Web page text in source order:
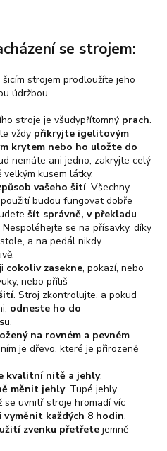
se strojem:
strojem prodloužíte jeho
údržbou.
stroje je všudypřítomný prach.
vždy přikryjte igelitovým
krytem nebo ho uložte do
nemáte ani jedno, zakryjte celý
kusem látky.
vašeho šití. Všechny
budou fungovat dobře
šít správně, v překladu
Nespoléhejte se na přísavky, díky
a na pedál nikdy
cokoliv zasekne, pokazí, nebo
nebo příliš
. Stroj zkontrolujte, a pokud
odneste ho do
.
na rovném a pevném
je dřevo, které je přirozeně
kvalitní nitě a jehly.
měnit jehly. Tupé jehly
se uvnitř stroje hromadí víc
vyměnit každých 8 hodin.
zvenku přetřete jemně